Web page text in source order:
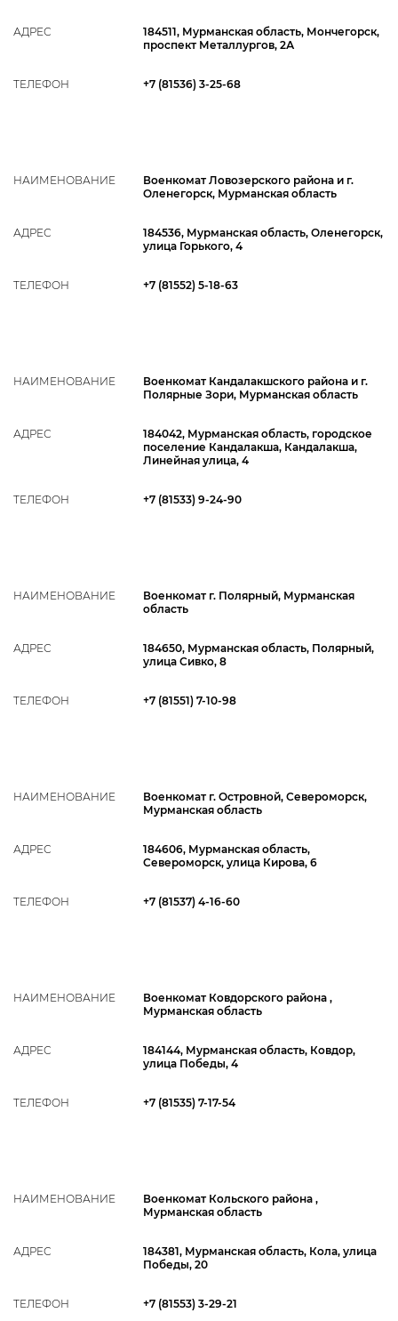
АДРЕС
184511, Мурманская область, Мончегорск,
проспект Металлургов, 2А
ТЕЛЕФОН +7 (81536) 3-25-68
НАИМЕНОВАНИЕ
Военкомат Ловозерского района и г.
Оленегорск, Мурманская область
АДРЕС
184536, Мурманская область, Оленегорск,
улица Горького, 4
ТЕЛЕФОН +7 (81552) 5-18-63
НАИМЕНОВАНИЕ
Военкомат Кандалакшского района и г.
Полярные Зори, Мурманская область
АДРЕС
184042, Мурманская область, городское
поселение Кандалакша, Кандалакша,
Линейная улица, 4
ТЕЛЕФОН +7 (81533) 9-24-90
НАИМЕНОВАНИЕ
Военкомат г. Полярный, Мурманская
область
АДРЕС
184650, Мурманская область, Полярный,
улица Сивко, 8
ТЕЛЕФОН +7 (81551) 7-10-98
НАИМЕНОВАНИЕ
Военкомат г. Островной, Североморск,
Мурманская область
АДРЕС
184606, Мурманская область,
Североморск, улица Кирова, 6
ТЕЛЕФОН +7 (81537) 4-16-60
НАИМЕНОВАНИЕ
Военкомат Ковдорского района ,
Мурманская область
АДРЕС
184144, Мурманская область, Ковдор,
улица Победы, 4
ТЕЛЕФОН +7 (81535) 7-17-54
НАИМЕНОВАНИЕ
Военкомат Кольского района ,
Мурманская область
АДРЕС
184381, Мурманская область, Кола, улица
Победы, 20
ТЕЛЕФОН +7 (81553) 3-29-21